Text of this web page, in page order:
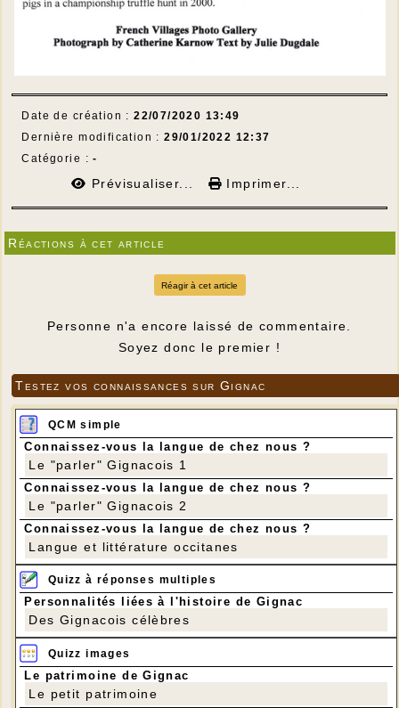
Date de création :22/07/2020 13:49
Dernière modification :29/01/2022 12:37
Catégorie :-
Prévisualiser... Imprimer...
Réactions à cet article
Réagir à cet article
Personne n'a encore laissé de commentaire.
Soyez donc le premier !
Testez vos connaissances sur Gignac
QCM simple
Connaissez-vous la langue de chez nous ?
Le "parler" Gignacois 1
Connaissez-vous la langue de chez nous ?
Le "parler" Gignacois 2
Connaissez-vous la langue de chez nous ?
Langue et littérature occitanes
Quizz à réponses multiples
Personnalités liées à l'histoire de Gignac
Des Gignacois célèbres
Quizz images
Le patrimoine de Gignac
Le petit patrimoine